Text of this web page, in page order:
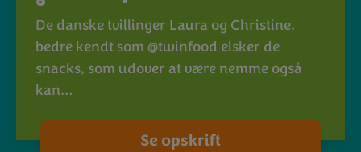
De danske tvillinger Laura og Christine,
bedre kendt som @twinfood elsker de
snacks, som udover at være nemme også
kan…
Se opskrift